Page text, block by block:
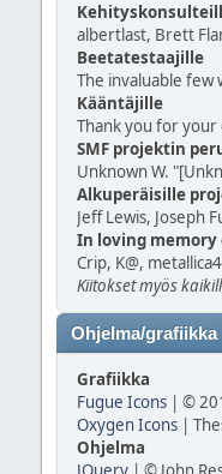
albertlast, Brett
Beetatestaajille
The invaluable few
Kääntäjille
Thank you for your
SMF projektin
Unknown W.
Alkuperäisille
Jeff Lewis, Joseph
In loving memory
Crip, K@,
Kiitokset myös
Ohjelma/grafiikka
Grafiikka
Fugue Icons| ©
Oxygen Icons|
Ohjelma